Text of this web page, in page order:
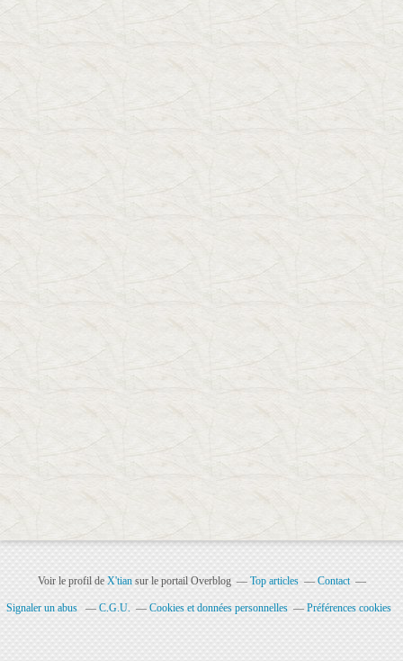
Voir le profil de X'tiansur le portail Overblog Top articles Contact
Signaler un abus C.G.U. Cookies et données personnelles Préférences cookies